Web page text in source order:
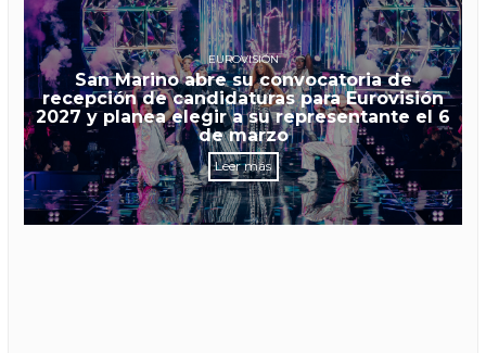
EUROVISIÓN
San Marino abre su convocatoria de
recepción de candidaturas para Eurovisión
2027 y planea elegir a su representante el 6
de marzo
Leer más